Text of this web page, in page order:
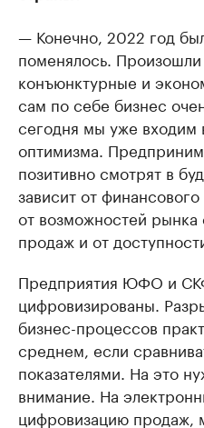
— Конечно, 2022 год
поменялось.
конъюнктурные и
сам по себе бизнес
сегодня мы уже входим
оптимизма.
позитивно смотрят в
зависит от
от возможностей
продаж и от
Предприятия ЮФО и
цифровизированы.
бизнес-процессов
среднем, если
показателями. На это
внимание. На
цифровизацию продаж,